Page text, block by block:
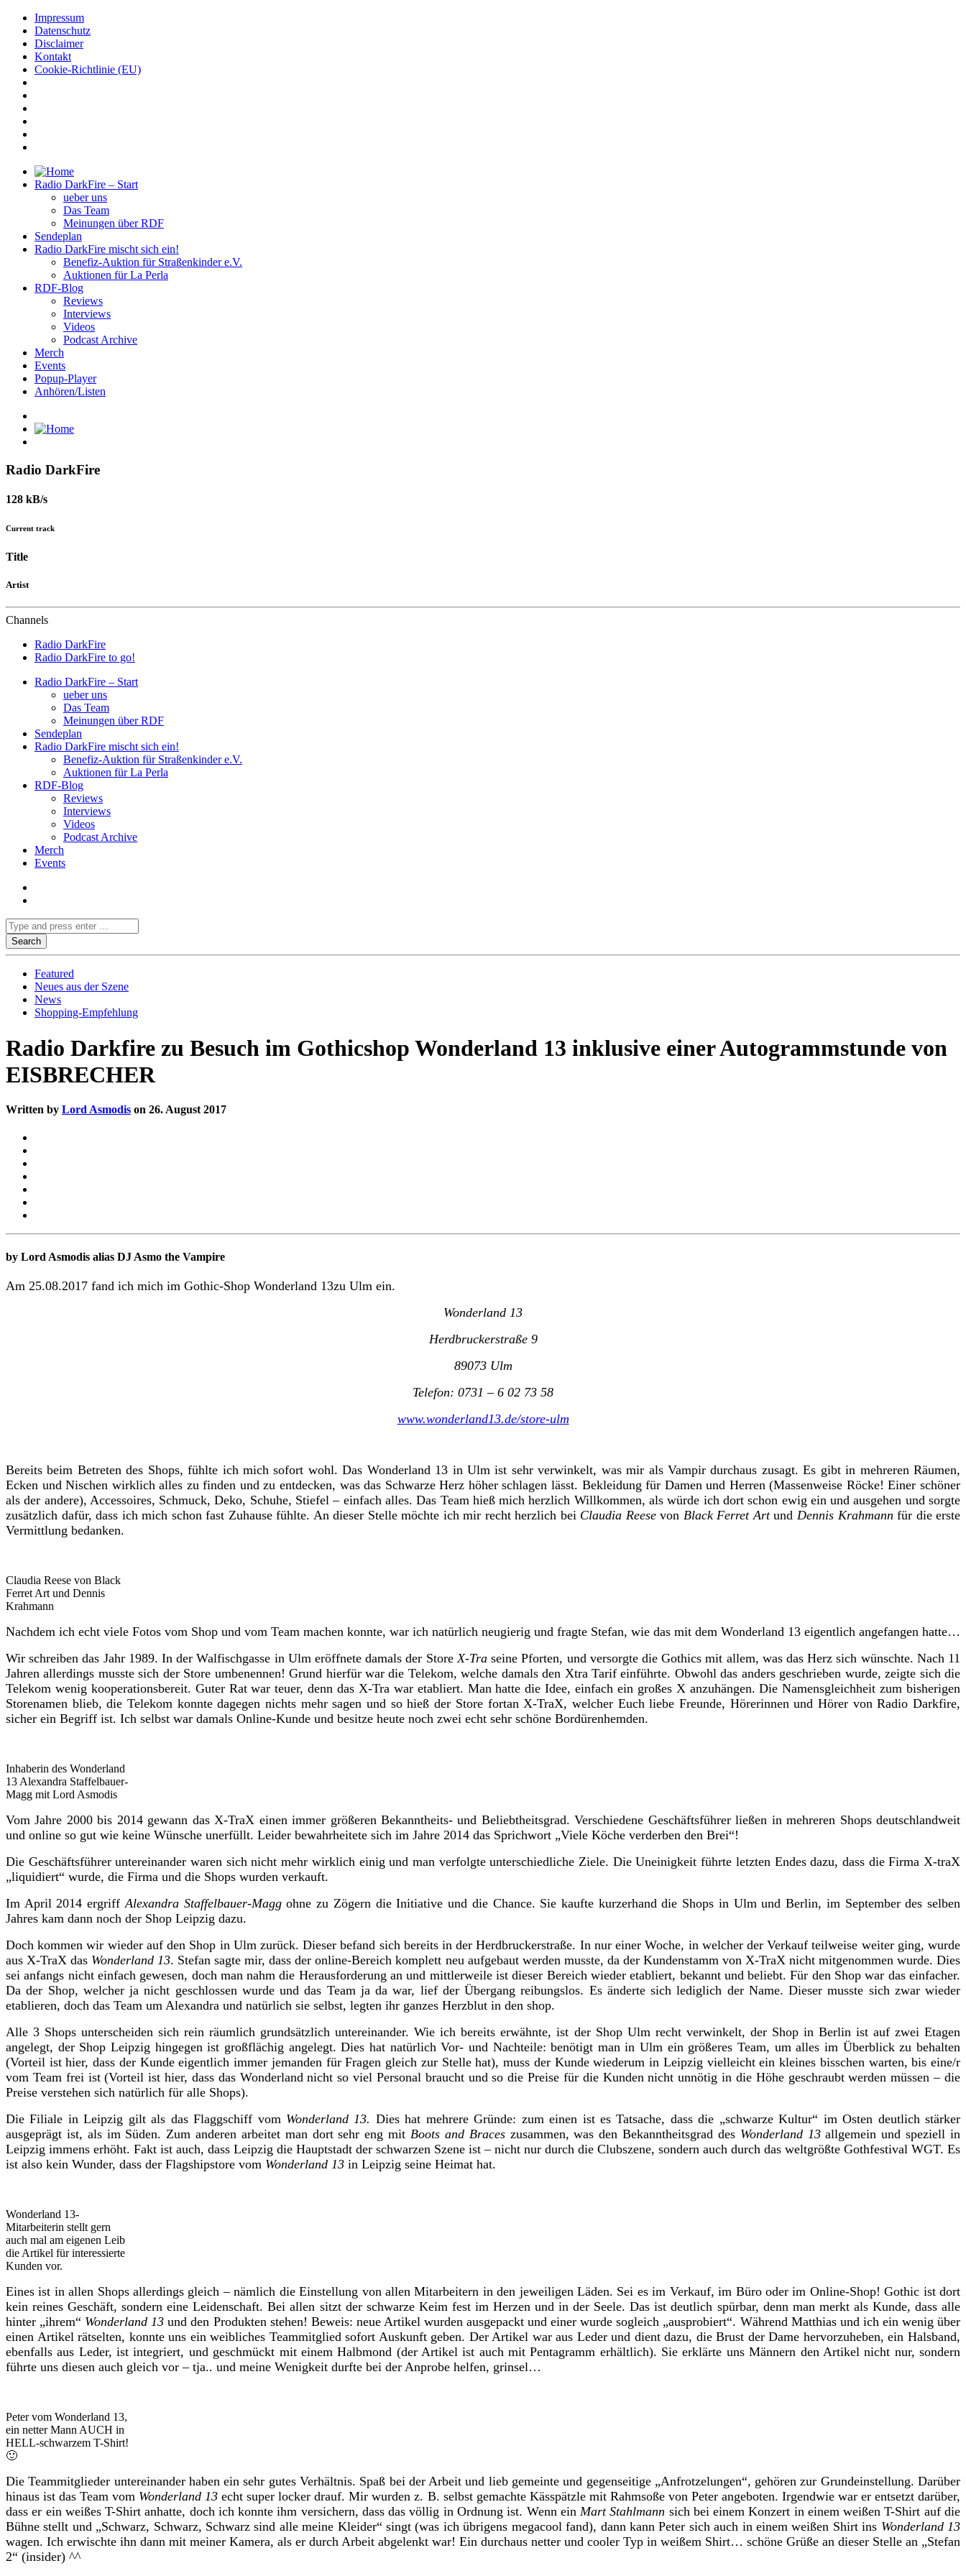
Impressum
Datenschutz
Disclaimer
Kontakt
Cookie-Richtlinie (EU)
Radio DarkFire – Start
ueber uns
Das Team
Meinungen über RDF
Sendeplan
Radio DarkFire mischt sich ein!
Benefiz-Auktion für Straßenkinder e.V.
Auktionen für La Perla
RDF-Blog
Reviews
Interviews
Videos
Podcast Archive
Merch
Events
Popup-Player
Anhören/Listen
Radio DarkFire
128 kB/s
Current track
Title
Artist
Channels
Radio DarkFire
Radio DarkFire to go!
Radio DarkFire – Start
ueber uns
Das Team
Meinungen über RDF
Sendeplan
Radio DarkFire mischt sich ein!
Benefiz-Auktion für Straßenkinder e.V.
Auktionen für La Perla
RDF-Blog
Reviews
Interviews
Videos
Podcast Archive
Merch
Events
Featured
Neues aus der Szene
News
Shopping-Empfehlung
Radio Darkfire zu Besuch im Gothicshop Wonderland 13 inklusive einer Autogrammstunde von
EISBRECHER
Written by Lord Asmodis on 26. August 2017
by Lord Asmodis alias DJ Asmo the Vampire
Am 25.08.2017 fand ich mich im Gothic-Shop Wonderland 13zu Ulm ein.
Wonderland 13
Herdbruckerstraße 9
89073 Ulm
Telefon: 0731 – 6 02 73 58
www.wonderland13.de/store-ulm
Bereits beim Betreten des Shops, fühlte ich mich sofort wohl. Das Wonderland 13 in Ulm ist sehr verwinkelt, was mir als Vampir durchaus zusagt. Es gibt in mehreren Räumen,
Ecken und Nischen wirklich alles zu finden und zu entdecken, was das Schwarze Herz höher schlagen lässt. Bekleidung für Damen und Herren (Massenweise Röcke! Einer schöner
als der andere), Accessoires, Schmuck, Deko, Schuhe, Stiefel – einfach alles. Das Team hieß mich herzlich Willkommen, als würde ich dort schon ewig ein und ausgehen und sorgte
zusätzlich dafür, dass ich mich schon fast Zuhause fühlte. An dieser Stelle möchte ich mir recht herzlich bei Claudia Reesevon Black Ferret Artund Dennis Krahmannfür die erste
Vermittlung bedanken.
Claudia Reese von Black
Ferret Art und Dennis
Krahmann
Nachdem ich echt viele Fotos vom Shop und vom Team machen konnte, war ich natürlich neugierig und fragte Stefan, wie das mit dem Wonderland 13 eigentlich angefangen hatte…
Wir schreiben das Jahr 1989. In der Walfischgasse in Ulm eröffnete damals der Store X-Traseine Pforten, und versorgte die Gothics mit allem, was das Herz sich wünschte. Nach 11
Jahren allerdings musste sich der Store umbenennen! Grund hierfür war die Telekom, welche damals den Xtra Tarif einführte. Obwohl das anders geschrieben wurde, zeigte sich die
Telekom wenig kooperationsbereit. Guter Rat war teuer, denn das X-Tra war etabliert. Man hatte die Idee, einfach ein großes X anzuhängen. Die Namensgleichheit zum bisherigen
Storenamen blieb, die Telekom konnte dagegen nichts mehr sagen und so hieß der Store fortan X-TraX, welcher Euch liebe Freunde, Hörerinnen und Hörer von Radio Darkfire,
sicher ein Begriff ist. Ich selbst war damals Online-Kunde und besitze heute noch zwei echt sehr schöne Bordürenhemden.
Inhaberin des Wonderland
13 Alexandra Staffelbauer-
Magg mit Lord Asmodis
Vom Jahre 2000 bis 2014 gewann das X-TraX einen immer größeren Bekanntheits- und Beliebtheitsgrad. Verschiedene Geschäftsführer ließen in mehreren Shops deutschlandweit
und online so gut wie keine Wünsche unerfüllt. Leider bewahrheitete sich im Jahre 2014 das Sprichwort „Viele Köche verderben den Brei“!
Die Geschäftsführer untereinander waren sich nicht mehr wirklich einig und man verfolgte unterschiedliche Ziele. Die Uneinigkeit führte letzten Endes dazu, dass die Firma X-traX
„liquidiert“ wurde, die Firma und die Shops wurden verkauft.
Im April 2014 ergriff Alexandra Staffelbauer-Maggohne zu Zögern die Initiative und die Chance. Sie kaufte kurzerhand die Shops in Ulm und Berlin, im September des selben
Jahres kam dann noch der Shop Leipzig dazu.
Doch kommen wir wieder auf den Shop in Ulm zurück. Dieser befand sich bereits in der Herdbruckerstraße. In nur einer Woche, in welcher der Verkauf teilweise weiter ging, wurde
aus X-TraX das Wonderland 13. Stefan sagte mir, dass der online-Bereich komplett neu aufgebaut werden musste, da der Kundenstamm von X-TraX nicht mitgenommen wurde. Dies
sei anfangs nicht einfach gewesen, doch man nahm die Herausforderung an und mittlerweile ist dieser Bereich wieder etabliert, bekannt und beliebt. Für den Shop war das einfacher.
Da der Shop, welcher ja nicht geschlossen wurde und das Team ja da war, lief der Übergang reibungslos. Es änderte sich lediglich der Name. Dieser musste sich zwar wieder
etablieren, doch das Team um Alexandra und natürlich sie selbst, legten ihr ganzes Herzblut in den shop.
Alle 3 Shops unterscheiden sich rein räumlich grundsätzlich untereinander. Wie ich bereits erwähnte, ist der Shop Ulm recht verwinkelt, der Shop in Berlin ist auf zwei Etagen
angelegt, der Shop Leipzig hingegen ist großflächig angelegt. Dies hat natürlich Vor- und Nachteile: benötigt man in Ulm ein größeres Team, um alles im Überblick zu behalten
(Vorteil ist hier, dass der Kunde eigentlich immer jemanden für Fragen gleich zur Stelle hat), muss der Kunde wiederum in Leipzig vielleicht ein kleines bisschen warten, bis eine/r
vom Team frei ist (Vorteil ist hier, dass das Wonderland nicht so viel Personal braucht und so die Preise für die Kunden nicht unnötig in die Höhe geschraubt werden müssen – die
Preise verstehen sich natürlich für alle Shops).
Die Filiale in Leipzig gilt als das Flaggschiff vom Wonderland 13. Dies hat mehrere Gründe: zum einen ist es Tatsache, dass die „schwarze Kultur“ im Osten deutlich stärker
ausgeprägt ist, als im Süden. Zum anderen arbeitet man dort sehr eng mit Boots and Braces zusammen, was den Bekanntheitsgrad des Wonderland 13allgemein und speziell in
Leipzig immens erhöht. Fakt ist auch, dass Leipzig die Hauptstadt der schwarzen Szene ist – nicht nur durch die Clubszene, sondern auch durch das weltgrößte Gothfestival WGT. Es
ist also kein Wunder, dass der Flagshipstore vom Wonderland 13 in Leipzig seine Heimat hat.
Wonderland 13-
Mitarbeiterin stellt gern
auch mal am eigenen Leib
die Artikel für interessierte
Kunden vor.
Eines ist in allen Shops allerdings gleich – nämlich die Einstellung von allen Mitarbeitern in den jeweiligen Läden. Sei es im Verkauf, im Büro oder im Online-Shop! Gothic ist dort
kein reines Geschäft, sondern eine Leidenschaft. Bei allen sitzt der schwarze Keim fest im Herzen und in der Seele. Das ist deutlich spürbar, denn man merkt als Kunde, dass alle
hinter „ihrem“ Wonderland 13 und den Produkten stehen! Beweis: neue Artikel wurden ausgepackt und einer wurde sogleich „ausprobiert“. Während Matthias und ich ein wenig über
einen Artikel rätselten, konnte uns ein weibliches Teammitglied sofort Auskunft geben. Der Artikel war aus Leder und dient dazu, die Brust der Dame hervorzuheben, ein Halsband,
ebenfalls aus Leder, ist integriert, und geschmückt mit einem Halbmond (der Artikel ist auch mit Pentagramm erhältlich). Sie erklärte uns Männern den Artikel nicht nur, sondern
führte uns diesen auch gleich vor – tja.. und meine Wenigkeit durfte bei der Anprobe helfen, grinsel…
Peter vom Wonderland 13,
ein netter Mann AUCH in
HELL-schwarzem T-Shirt!
🙂
Die Teammitglieder untereinander haben ein sehr gutes Verhältnis. Spaß bei der Arbeit und lieb gemeinte und gegenseitige „Anfrotzelungen“, gehören zur Grundeinstellung. Darüber
hinaus ist das Team vom Wonderland 13 echt super locker drauf. Mir wurden z. B. selbst gemachte Kässpätzle mit Rahmsoße von Peter angeboten. Irgendwie war er entsetzt darüber,
dass er ein weißes T-Shirt anhatte, doch ich konnte ihm versichern, dass das völlig in Ordnung ist. Wenn ein Mart Stahlmann sich bei einem Konzert in einem weißen T-Shirt auf die
Bühne stellt und „Schwarz, Schwarz, Schwarz sind alle meine Kleider“ singt (was ich übrigens megacool fand), dann kann Peter sich auch in einem weißen Shirt ins Wonderland 13
wagen. Ich erwischte ihn dann mit meiner Kamera, als er durch Arbeit abgelenkt war! Ein durchaus netter und cooler Typ in weißem Shirt… schöne Grüße an dieser Stelle an „Stefan
2“ (insider) ^^